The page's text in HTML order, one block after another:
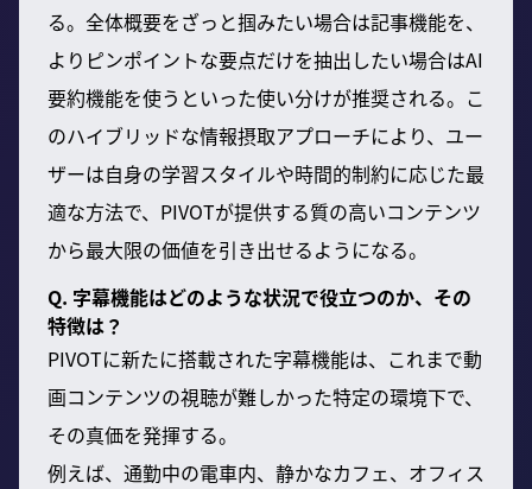
る。全体概要をざっと掴みたい場合は記事機能を、
よりピンポイントな要点だけを抽出したい場合はAI
要約機能を使うといった使い分けが推奨される。こ
のハイブリッドな情報摂取アプローチにより、ユー
ザーは自身の学習スタイルや時間的制約に応じた最
適な方法で、PIVOTが提供する質の高いコンテンツ
から最大限の価値を引き出せるようになる。
Q. 字幕機能はどのような状況で役立つのか、その
特徴は？
PIVOTに新たに搭載された字幕機能は、これまで動
画コンテンツの視聴が難しかった特定の環境下で、
その真価を発揮する。
例えば、通勤中の電車内、静かなカフェ、オフィス